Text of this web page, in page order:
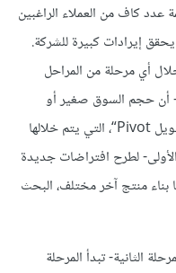
كاف من العملاء الراغبين
إيرادات كبيرة للشركة.
أي مرحلة من المراحل
أن حجم السوق صغير أو
الإيرادات محدودة، يتم تنفيذ عملية ”التحويل Pivot“، التي يتم خلالها
الأولى- لطرح افتراضات جديدة
بناء منتج آخر مختلف، البحث
الثانية- تبدأ المرحلة